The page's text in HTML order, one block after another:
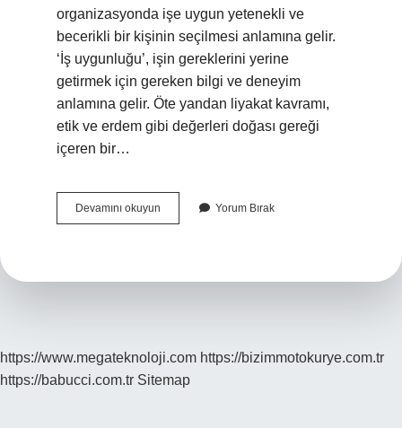
organizasyonda işe uygun yetenekli ve
becerikli bir kişinin seçilmesi anlamına gelir.
‘İş uygunluğu’, işin gereklerini yerine
getirmek için gereken bilgi ve deneyim
anlamına gelir. Öte yandan liyakat kavramı,
etik ve erdem gibi değerleri doğası gereği
içeren bir…
Devamını okuyun
Hayatında
Yorum Bırak
https://www.megateknoloji.com https://bizimmotokurye.com.tr
https://babucci.com.tr Sitemap